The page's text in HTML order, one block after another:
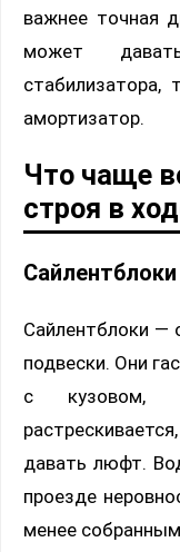
важнее точная
может
стабилизатора,
амортизатор.
Что чаще
строя в
Сайлентблоки —
подвески. Они
с кузовом,
давать люфт.
проезде
менее